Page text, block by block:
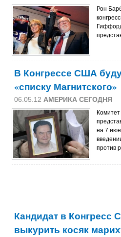
Рон
В Конгрессе США
«списку Магнитского»
06.05.12 АМЕРИКА СЕГОДНЯ
на 7
против
Кандидат в
выкурить косяк